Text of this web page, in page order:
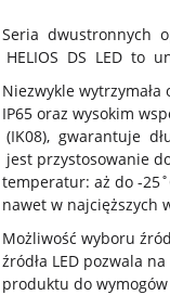
Seria dwustronnych
HELIOS DS LED to
Niezwykle
IP65 oraz wysokim
(IK08), gwarantuje
jest przystosowanie
temperatur: aż do -
nawet w najcięższych
Możliwość wyboru
źródła LED pozwala
produktu do